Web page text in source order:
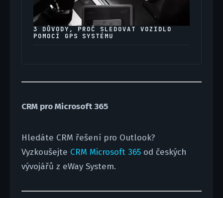
3 DŮVODY, PROČ SLEDOVAT VOZIDLO
POMOCÍ GPS SYSTÉMU
CRM pro Microsoft 365
Hledáte CRM řešení pro Outlook?
Vyzkoušejte CRM Microsoft 365od českých
vývojářů z eWay System.